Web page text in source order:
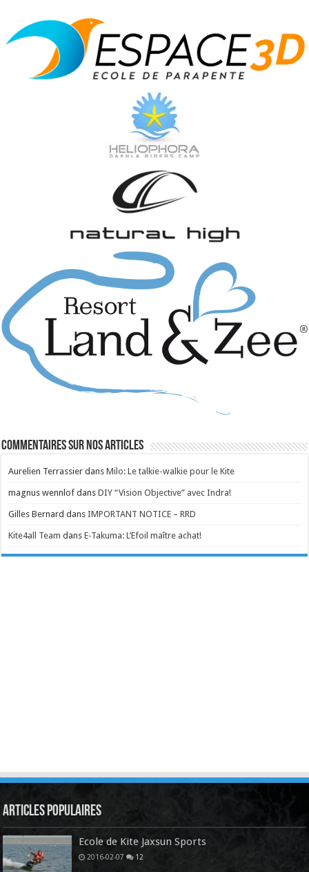
Commentaires sur nos articles
Aurelien Terrassier dansMilo: Le talkie-walkie pour le Kite
magnus wennlof dansDIY “Vision Objective” avec Indra!
Gilles Bernard dansIMPORTANT NOTICE – RRD
Kite4all Team dansE-Takuma: L’Efoil maître achat!
Articles Populaires
Ecole de Kite Jaxsun Sports
2016-02-07 12